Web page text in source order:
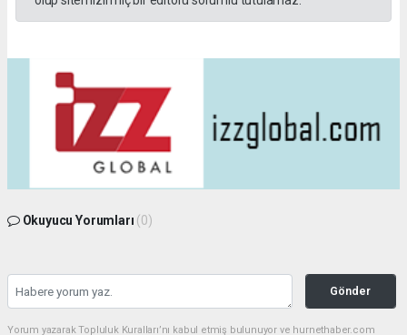
Okuyucu Yorumları (0)
Gönder
Yorum yazarak Topluluk Kuralları’nı kabul etmiş bulunuyor ve hurnethaber.com